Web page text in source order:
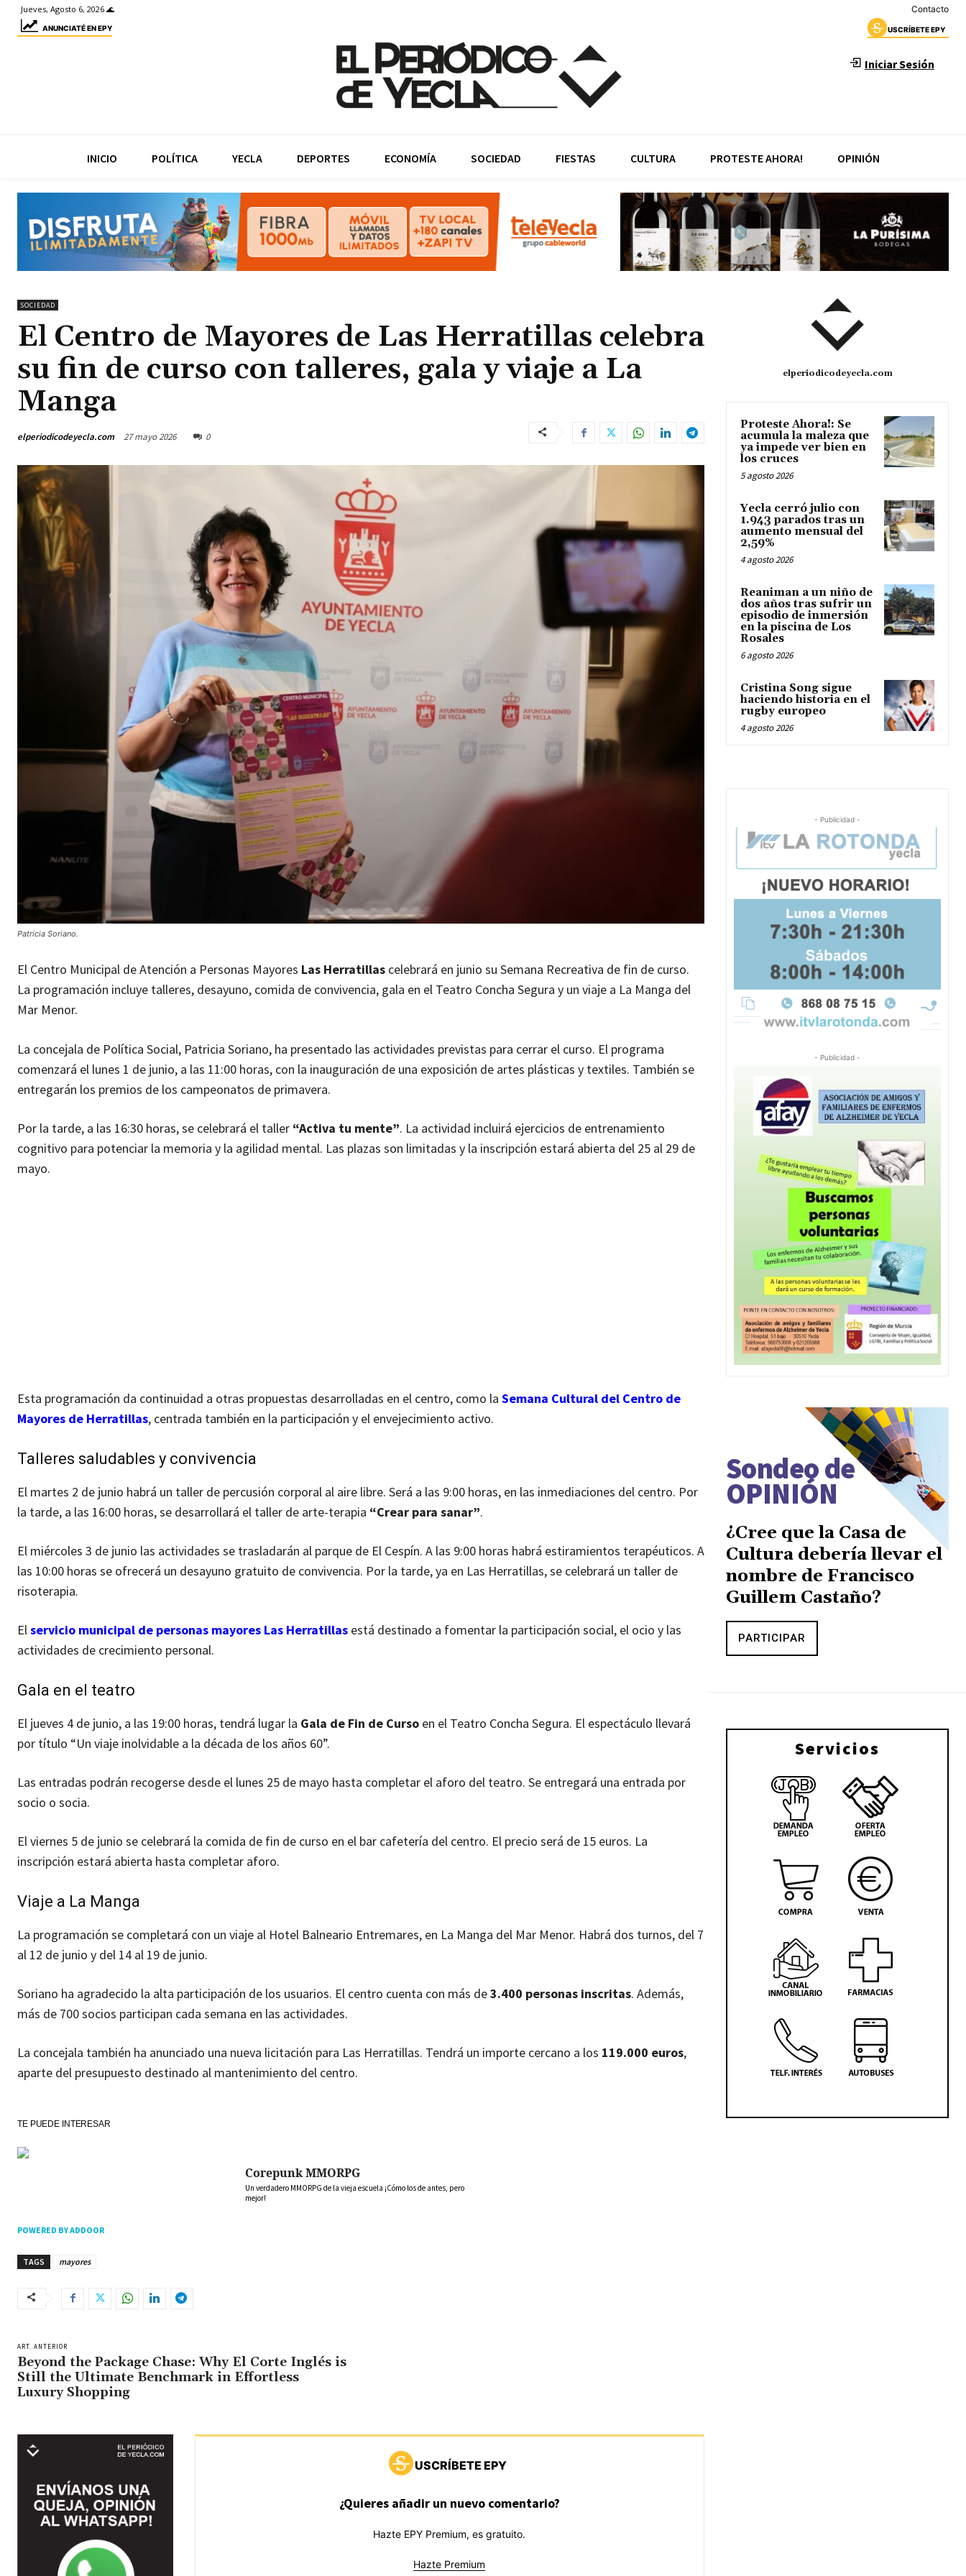
Jueves, Agosto 6, 2026 🌊 Contacto
ANUNCIATÉ EN EPY USCRÍBETE EPY
Iniciar Sesión
INICIO POLÍTICA YECLA DEPORTES ECONOMÍA SOCIEDAD FIESTAS CULTURA PROTESTE AHORA! OPINIÓN
SOCIEDAD
El Centro de Mayores de Las Herratillas celebra
su fin de curso con talleres, gala y viaje a La
Manga
elperiodicodeyecla.com 27 mayo 2026 0
Patricia Soriano.
El Centro Municipal de Atención a Personas Mayores Las Herratillas celebrará en junio su Semana Recreativa de fin de curso.
La programación incluye talleres, desayuno, comida de convivencia, gala en el Teatro Concha Segura y un viaje a La Manga del
Mar Menor.
La concejala de Política Social, Patricia Soriano, ha presentado las actividades previstas para cerrar el curso. El programa
comenzará el lunes 1 de junio, a las 11:00 horas, con la inauguración de una exposición de artes plásticas y textiles. También se
entregarán los premios de los campeonatos de primavera.
Por la tarde, a las 16:30 horas, se celebrará el taller “Activa tu mente”. La actividad incluirá ejercicios de entrenamiento
cognitivo para potenciar la memoria y la agilidad mental. Las plazas son limitadas y la inscripción estará abierta del 25 al 29 de
mayo.
Esta programación da continuidad a otras propuestas desarrolladas en el centro, como la Semana Cultural del Centro de
Mayores de Herratillas, centrada también en la participación y el envejecimiento activo.
Talleres saludables y convivencia
El martes 2 de junio habrá un taller de percusión corporal al aire libre. Será a las 9:00 horas, en las inmediaciones del centro. Por
la tarde, a las 16:00 horas, se desarrollará el taller de arte-terapia “Crear para sanar”.
El miércoles 3 de junio las actividades se trasladarán al parque de El Cespín. A las 9:00 horas habrá estiramientos terapéuticos. A
las 10:00 horas se ofrecerá un desayuno gratuito de convivencia. Por la tarde, ya en Las Herratillas, se celebrará un taller de
risoterapia.
Elservicio municipal de personas mayores Las Herratillas está destinado a fomentar la participación social, el ocio y las
actividades de crecimiento personal.
Gala en el teatro
El jueves 4 de junio, a las 19:00 horas, tendrá lugar la Gala de Fin de Curso en el Teatro Concha Segura. El espectáculo llevará
por título “Un viaje inolvidable a la década de los años 60”.
Las entradas podrán recogerse desde el lunes 25 de mayo hasta completar el aforo del teatro. Se entregará una entrada por
socio o socia.
El viernes 5 de junio se celebrará la comida de fin de curso en el bar cafetería del centro. El precio será de 15 euros. La
inscripción estará abierta hasta completar aforo.
Viaje a La Manga
La programación se completará con un viaje al Hotel Balneario Entremares, en La Manga del Mar Menor. Habrá dos turnos, del 7
al 12 de junio y del 14 al 19 de junio.
Soriano ha agradecido la alta participación de los usuarios. El centro cuenta con más de3.400 personas inscritas. Además,
más de 700 socios participan cada semana en las actividades.
La concejala también ha anunciado una nueva licitación para Las Herratillas. Tendrá un importe cercano a los 119.000 euros,
aparte del presupuesto destinado al mantenimiento del centro.
TE PUEDE INTERESAR
Corepunk MMORPG
Un verdadero MMORPG de la vieja escuela ¡Cómo los de antes, pero
mejor!
POWERED BY ADDOOR
TAGS mayores
ART. ANTERIOR
Beyond the Package Chase: Why El Corte Inglés is
Still the Ultimate Benchmark in Effortless
Luxury Shopping
USCRÍBETE EPY
¿Quieres añadir un nuevo comentario?
Hazte EPY Premium, es gratuito.
Hazte Premium
elperiodicodeyecla.com
Proteste Ahora!: Se
acumula la maleza que
ya impede ver bien en
los cruces
5 agosto 2026
Yecla cerró julio con
1.943 parados tras un
aumento mensual del
2,59%
4 agosto 2026
Reaniman a un niño de
dos años tras sufrir un
episodio de inmersión
en la piscina de Los
Rosales
6 agosto 2026
Cristina Song sigue
haciendo historia en el
rugby europeo
4 agosto 2026
- Publicidad -
- Publicidad -
Sondeo de
OPINIÓN
¿Cree que la Casa de
Cultura debería llevar el
nombre de Francisco
Guillem Castaño?
PARTICIPAR
Servicios